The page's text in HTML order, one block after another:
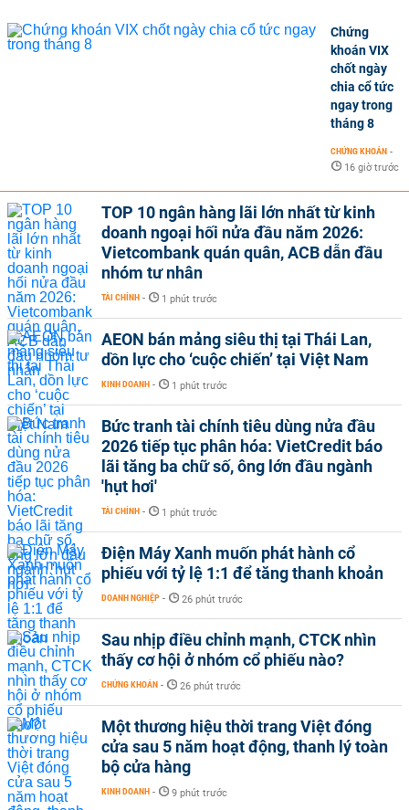
Chứng
khoán VIX
chốt ngày
chia cổ tức
ngay trong
tháng 8
CHỨNG KHOÁN -
16 giờ trước
TOP 10 ngân hàng lãi lớn nhất từ kinh
doanh ngoại hối nửa đầu năm 2026:
Vietcombank quán quân, ACB dẫn đầu
nhóm tư nhân
TÀI CHÍNH - 1 phút trước
AEON bán mảng siêu thị tại Thái Lan,
dồn lực cho ‘cuộc chiến’ tại Việt Nam
KINH DOANH - 1 phút trước
Bức tranh tài chính tiêu dùng nửa đầu
2026 tiếp tục phân hóa: VietCredit báo
lãi tăng ba chữ số, ông lớn đầu ngành
'hụt hơi'
TÀI CHÍNH - 1 phút trước
Điện Máy Xanh muốn phát hành cổ
phiếu với tỷ lệ 1:1 để tăng thanh khoản
DOANH NGHIỆP - 26 phút trước
Sau nhịp điều chỉnh mạnh, CTCK nhìn
thấy cơ hội ở nhóm cổ phiếu nào?
CHỨNG KHOÁN - 26 phút trước
Một thương hiệu thời trang Việt đóng
cửa sau 5 năm hoạt động, thanh lý toàn
bộ cửa hàng
KINH DOANH - 9 phút trước